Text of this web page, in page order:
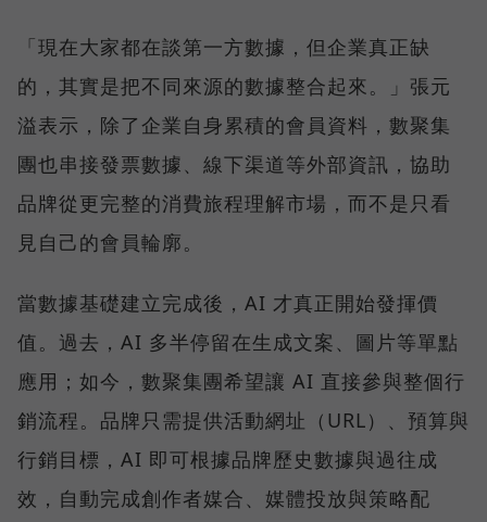
「現在大家都在談第一方數據，但企業真正缺
的，其實是把不同來源的數據整合起來。」張元
溢表示，除了企業自身累積的會員資料，數聚集
團也串接發票數據、線下渠道等外部資訊，協助
品牌從更完整的消費旅程理解市場，而不是只看
見自己的會員輪廓。
當數據基礎建立完成後，AI 才真正開始發揮價
值。過去，AI 多半停留在生成文案、圖片等單點
應用；如今，數聚集團希望讓 AI 直接參與整個行
銷流程。品牌只需提供活動網址（URL）、預算與
行銷目標，AI 即可根據品牌歷史數據與過往成
效，自動完成創作者媒合、媒體投放與策略配